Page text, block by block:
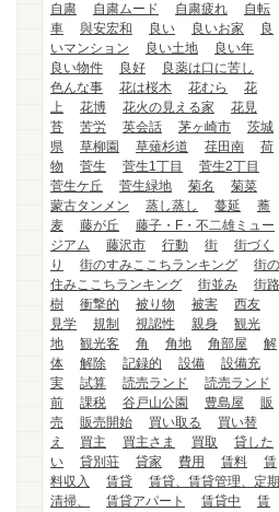
自粛
自粛ムード 自粛疲れ
自転
車
與安宏和 良い 良いお家
良
いマンション
良い土地
良い年
良い物件
良好
良薬は口に苦し
色んな事
花は桜木 花むら
花
上
花博 花火の見える家
花見
苔
苦労 英会話 茅ヶ崎市
茨城
県
草柳園 草薙杉道 荏田南
荷
物
菅生 菅生1丁目
菅生2丁目
菅生ケ丘
菅生緑地 菊名
菊菜
蒙古タンメン
蒸し蒸し 蔓延
蕎
麦
藤が丘
藤子・F・不二雄ミュー
ジアム
藤沢市 行動 街
街づく
り
街のすみここちランキング
街の
住みここちランキング
街並み
街路
樹
衝撃的 被り物 被害
西友
見学
規制 視認性 親身
観光
地
観光客 角 角地 角部屋
解
体
解除 記録的 設備
設備充
実
試算 読売ランド
読売ランド
前
課税 谷戸山公園 豊島屋
販
売
販売開始 買い取る
買い替
え
買主 買主さま 買取
貸した
い
貸別荘 貸家 費用 賃料
賃
料収入
賃貸
賃貸、賃貸管理、定期
清掃、
賃貸アパート 賃貸中
賃